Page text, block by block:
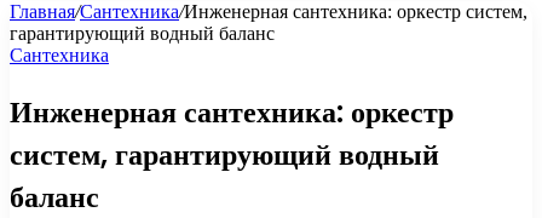
Главная/Сантехника/Инженерная сантехника: оркестр систем,
гарантирующий водный баланс
Сантехника
Инженерная сантехника: оркестр
систем, гарантирующий водный
баланс